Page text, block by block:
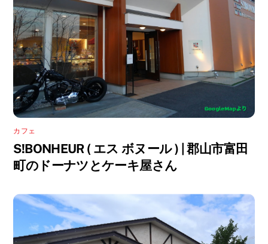
カフェ
S!BONHEUR ( エス ボヌール ) | 郡山市富田
町のドーナツとケーキ屋さん